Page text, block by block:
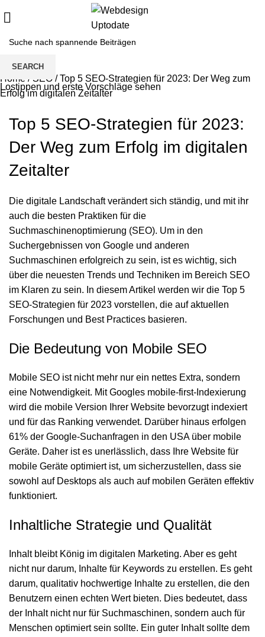
Home / SEO /Top 5 SEO-Strategien für 2023: Der Weg zum
Erfolg im digitalen Zeitalter
Top 5 SEO-Strategien für 2023:
Der Weg zum Erfolg im digitalen
Zeitalter
Die digitale Landschaft verändert sich ständig, und mit ihr
auch die besten Praktiken für die
Suchmaschinenoptimierung (SEO). Um in den
Suchergebnissen von Google und anderen
Suchmaschinen erfolgreich zu sein, ist es wichtig, sich
über die neuesten Trends und Techniken im Bereich SEO
im Klaren zu sein. In diesem Artikel werden wir die Top 5
SEO-Strategien für 2023 vorstellen, die auf aktuellen
Forschungen und Best Practices basieren.
Die Bedeutung von Mobile SEO
Mobile SEO ist nicht mehr nur ein nettes Extra, sondern
eine Notwendigkeit. Mit Googles mobile-first-Indexierung
wird die mobile Version Ihrer Website bevorzugt indexiert
und für das Ranking verwendet. Darüber hinaus erfolgen
61% der Google-Suchanfragen in den USA über mobile
Geräte. Daher ist es unerlässlich, dass Ihre Website für
mobile Geräte optimiert ist, um sicherzustellen, dass sie
sowohl auf Desktops als auch auf mobilen Geräten effektiv
funktioniert.
Inhaltliche Strategie und Qualität
Inhalt bleibt König im digitalen Marketing. Aber es geht
nicht nur darum, Inhalte für Keywords zu erstellen. Es geht
darum, qualitativ hochwertige Inhalte zu erstellen, die den
Benutzern einen echten Wert bieten. Dies bedeutet, dass
der Inhalt nicht nur für Suchmaschinen, sondern auch für
Menschen optimiert sein sollte. Ein guter Inhalt sollte dem
SEARCH
Lostippen und erste Vorschläge sehen